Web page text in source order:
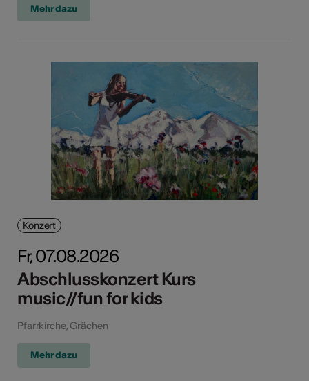
Mehr dazu
Konzert
Fr, 07.08.2026
Abschlusskonzert Kurs
music//fun for kids
Pfarrkirche, Grächen
Mehr dazu